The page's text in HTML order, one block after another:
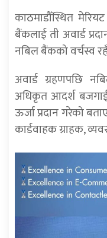
काठमाडौँस्थित
बैंकलाई ती अवार्ड
नबिल बैंकको वर्चस्व
अवार्ड ग्रहणपछि
अधिकृत आदर्श
ऊर्जा प्रदान गरेको
कार्डवाहक ग्राहक,